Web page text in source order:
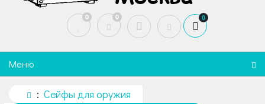
0 0 0
Меню
Сейфы для оружия